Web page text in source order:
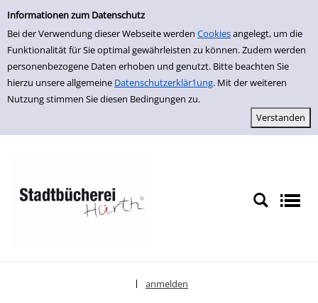
Einfache Suche
Informationen zum Datenschutz
Bei der Verwendung dieser Webseite werden Cookiesangelegt, um die
Funktionalität für Sie optimal gewährleisten zu können. Zudem werden
personenbezogene Daten erhoben und genutzt. Bitte beachten Sie
hierzu unsere allgemeine Datenschutzerklär1ung. Mit der weiteren
Nutzung stimmen Sie diesen Bedingungen zu.
zur Navigation springen
zum Inhalt springen
Zur Detailanzeige springen
anmelden